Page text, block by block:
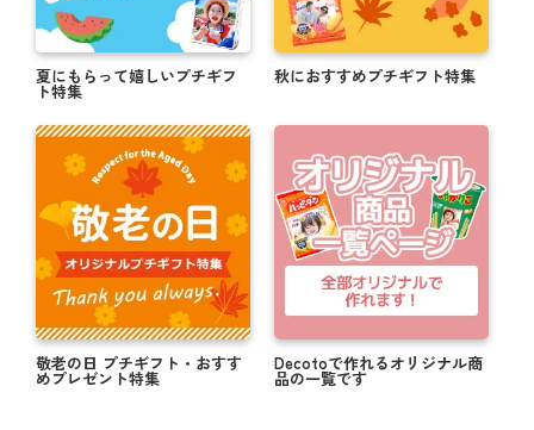
夏にもらって嬉しいプチギフ
ト特集
秋におすすめプチギフト特集
敬老の日 プチギフト・おすす
めプレゼント特集
Decotoで作れるオリジナル商
品の一覧です